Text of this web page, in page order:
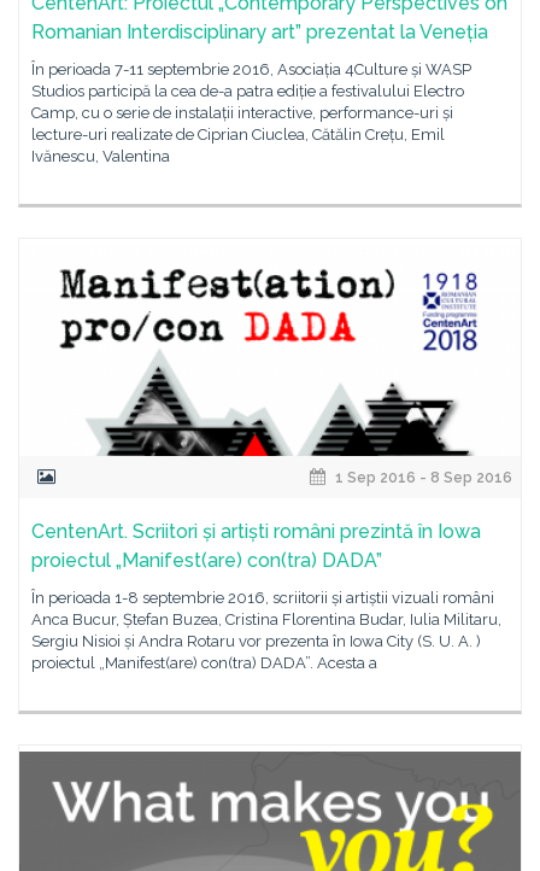
Romanian Interdisciplinary art” prezentat la Veneția
În perioada 7-11 septembrie 2016, Asociația 4Culture și WASP
Studios participă la cea de-a patra ediție a festivalului Electro
Camp, cu o serie de instalații interactive, performance-uri și
lecture-uri realizate de Ciprian Ciuclea, Cătălin Crețu, Emil
Ivănescu, Valentina
1 Sep 2016 - 8 Sep 2016
CentenArt. Scriitori și artiști români prezintă în Iowa
proiectul „Manifest(are) con(tra) DADA”
În perioada 1-8 septembrie 2016, scriitorii și artiștii vizuali români
Anca Bucur, Ștefan Buzea, Cristina Florentina Budar, Iulia Militaru,
Sergiu Nisioi și Andra Rotaru vor prezenta în Iowa City (S. U. A. )
proiectul „Manifest(are) con(tra) DADA”. Acesta a